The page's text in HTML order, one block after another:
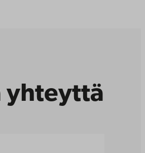
yhteyttä